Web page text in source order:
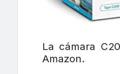
La cámara
Amazon.